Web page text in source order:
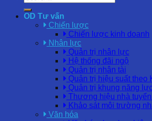
OD Tư vấn
Chiến lược
Chiến lược kinh doanh
Nhân lực
Quản trị nhân lực
Hệ thống đãi ngộ
Quản trị nhân tài
Quản trị hiệu suất theo
Quản trị khung năng
Thương hiệu nhà
Khảo sát môi trường
Văn hóa